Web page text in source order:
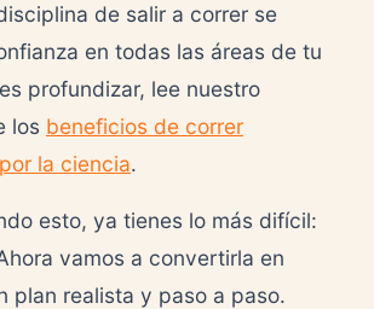
de salir a correr se
en todas las áreas de tu
profundizar, lee nuestro
los beneficios de correr
la ciencia.
esto, ya tienes lo más difícil:
vamos a convertirla en
plan realista y paso a paso.